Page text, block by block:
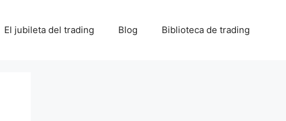
El jubileta del trading Blog Biblioteca de trading